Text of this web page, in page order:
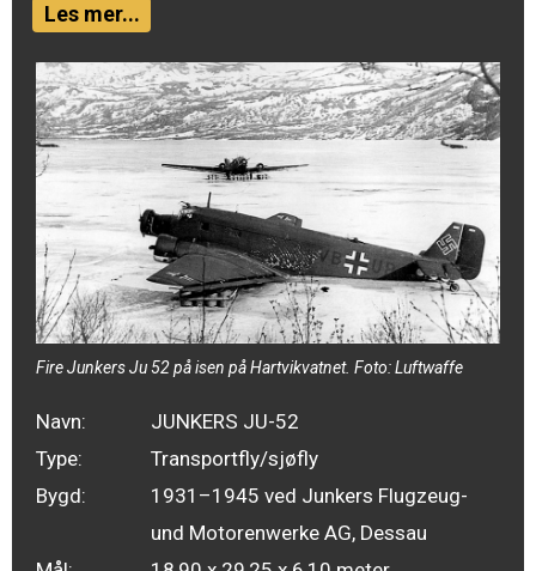
Twitter
Les mer...
Fire Junkers Ju 52 på isen på Hartvikvatnet. Foto: Luftwaffe
Navn:
JUNKERS JU-52
Type:
Transportfly/sjøfly
Bygd:
1931–1945 ved Junkers Flugzeug-
und Motorenwerke AG, Dessau